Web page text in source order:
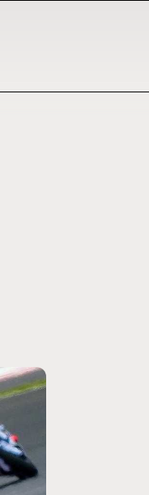
GP
en Sprint